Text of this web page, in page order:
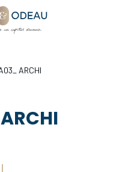
ARCHI